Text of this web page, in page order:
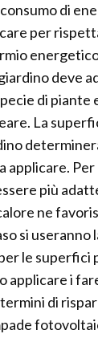
di
per
deve
di
La
applicare.
più
ne
si useranno
le superfici
applicare i
di